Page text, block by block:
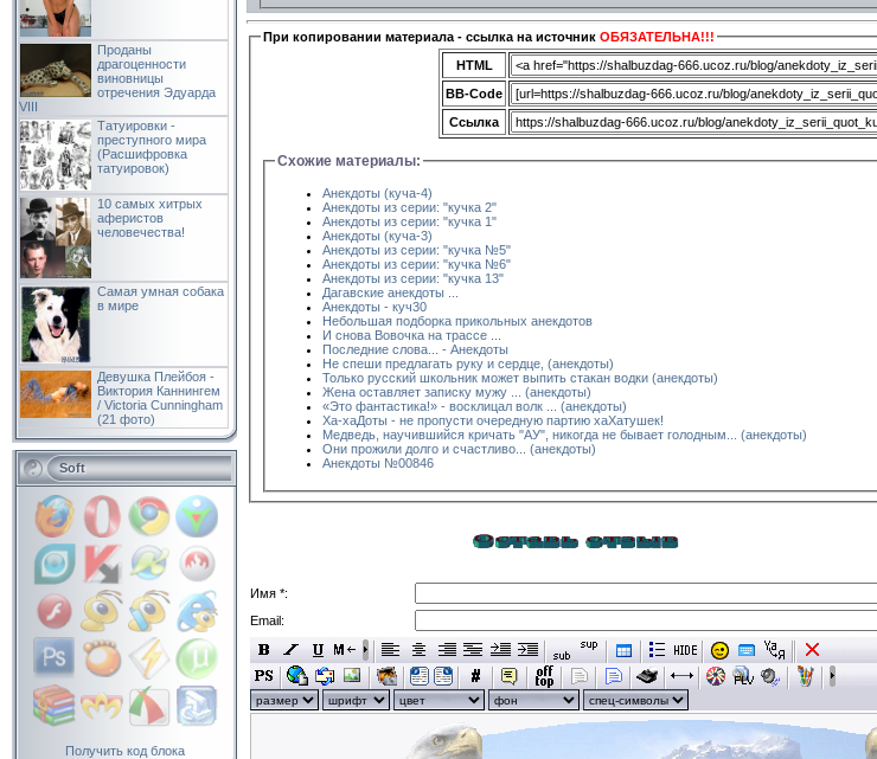
Проданы
драгоценности
виновницы
отречения Эдуарда
VIII
Татуировки -
преступного мира
(Расшифровка
татуировок)
10 самых хитрых
аферистов
человечества!
Самая умная собака
в мире
Девушка Плейбоя -
Виктория Каннингем
/ Victoria Cunningham
(21 фото)
Soft
Получить код блока
При копировании материала - ссылка на источник ОБЯЗАТЕЛЬНА!!!
HTML
BB-Code
Ссылка
Схожие материалы:
Анекдоты (куча-4)
Анекдоты из серии: "кучка 2"
Анекдоты из серии: "кучка 1"
Анекдоты (куча-3)
Анекдоты из серии: "кучка №5"
Анекдоты из серии: "кучка №6"
Анекдоты из серии: "кучка 13"
Дагавские анекдоты ...
Анекдоты - куч30
Небольшая подборка прикольных анекдотов
И снова Вовочка на трассе ...
Последние слова... - Анекдоты
Не спеши предлагать руку и сердце, (анекдоты)
Только русский школьник может выпить стакан водки (анекдоты)
Жена оставляет записку мужу ... (анекдоты)
«Это фантастика!» - восклицал волк ... (анекдоты)
Ха-хаДоты - не пропусти очередную партию хаХатушек!
Медведь, научившийся кричать "АУ", никогда не бывает голодным... (анекдоты)
Они прожили долго и счастливо... (анекдоты)
Анекдоты №00846
Имя *:
Email: